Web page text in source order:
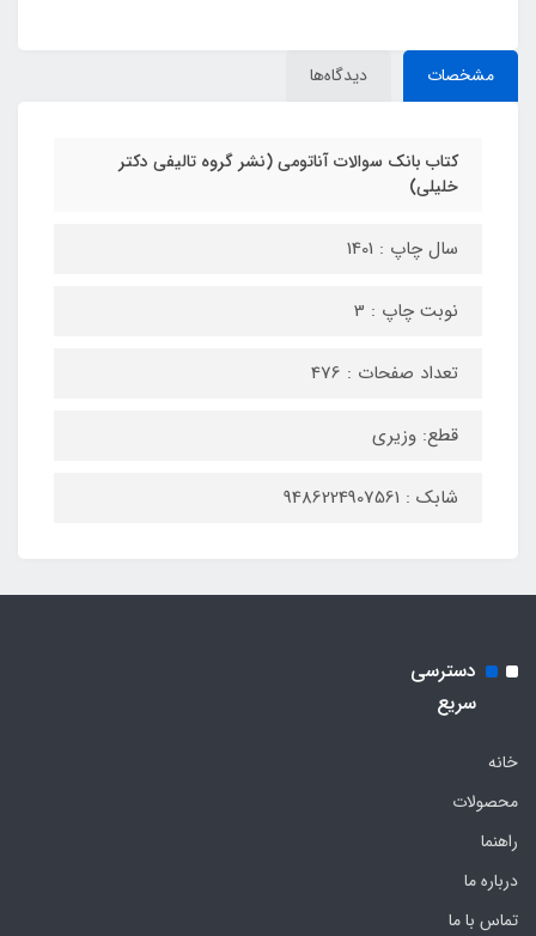
مشخصات دیدگاه‌ها
کتاب بانک سوالات آناتومی (نشر گروه تالیفی دکتر
خلیلی)
سال چاپ : 1401
نوبت چاپ : 3
تعداد صفحات : 476
قطع: وزیری
شابک : 9486224907561
دسترسی
سریع
خانه
محصولات
راهنما
درباره ما
تماس با ما